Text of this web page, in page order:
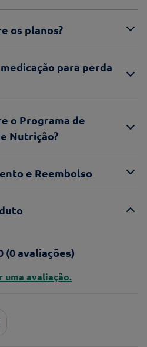
os planos?
para perda
o Programa de
Nutrição?
e Reembolso
(0 avaliações)
uma avaliação.